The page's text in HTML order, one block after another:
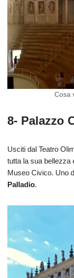
Cosa
8- Palazzo
Usciti dal Teatro
tutta la sua bellezza
Museo Civico. Uno
Palladio.